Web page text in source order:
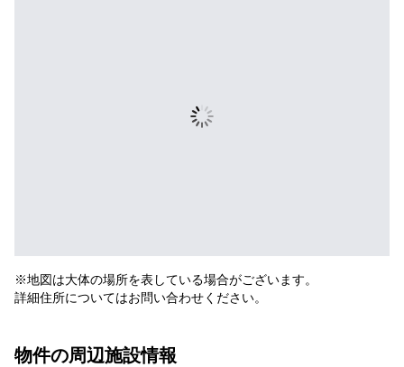
※地図は大体の場所を表している場合がございます。
詳細住所についてはお問い合わせください。
物件の周辺施設情報